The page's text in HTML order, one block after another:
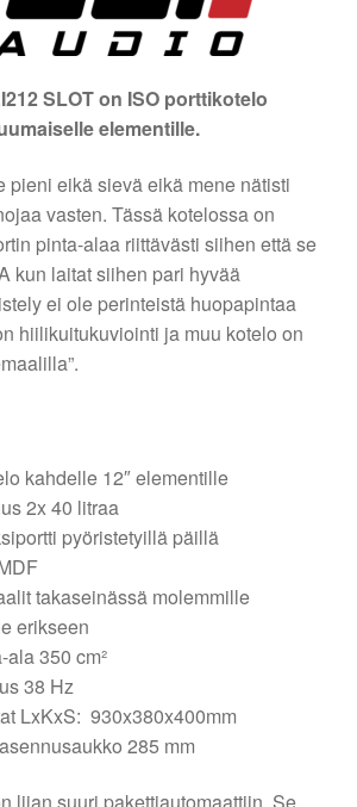
SLOT on ISO porttikotelo
elementille.
pieni eikä sievä eikä mene nätisti
vasten. Tässä kotelossa on
pinta-alaa riittävästi siihen että se
kun laitat siihen pari hyvää
ei ole perinteistä huopapintaa
hiilikuitukuviointi ja muu kotelo on
kahdelle 12″ elementille
2x 40 litraa
pyöristetyillä päillä
takaseinässä molemmille
erikseen
350 cm²
38 Hz
LxKxS: 930x380x400mm
285 mm